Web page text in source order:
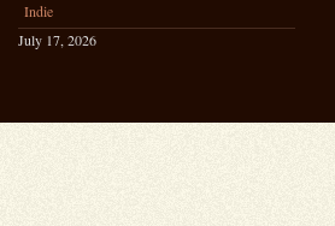
Indie
July 17, 2026